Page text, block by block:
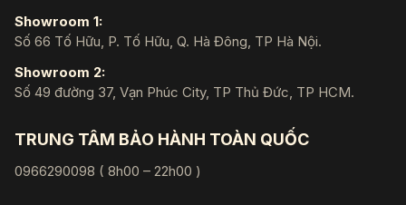
Showroom 1:
Số 66 Tố Hữu, P. Tố Hữu, Q. Hà Đông, TP Hà Nội.
Showroom 2:
Số 49 đường 37, Vạn Phúc City, TP Thủ Đức, TP HCM.
TRUNG TÂM BẢO HÀNH TOÀN QUỐC
0966290098 ( 8h00 – 22h00 )